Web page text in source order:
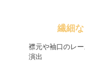
繊細
襟元や袖口のレ
演出